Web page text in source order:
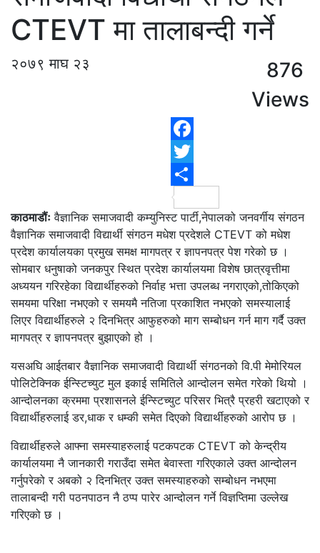
CTEVT मा तालाबन्दी गर्ने
२०७९ माघ २३
876
Views
काठमाडौंः वैज्ञानिक समाजवादी कम्युनिस्ट पार्टी,नेपालको जनवर्गीय संगठन
वैज्ञानिक समाजवादी विद्यार्थी संगठन मधेश प्रदेशले CTEVT को मधेश
प्रदेश कार्यालयका प्रमुख समक्ष मागपत्र र ज्ञापनपत्र पेश गरेको छ ।
सोमबार धनुषाको जनकपुर स्थित प्रदेश कार्यालयमा विशेष छात्रवृत्तीमा
अध्ययन गरिरहेका विद्यार्थीहरुको निर्वाह भत्ता उपलब्ध नगराएको,तोकिएको
समयमा परिक्षा नभएको र समयमै नतिजा प्रकाशित नभएको समस्यालाई
लिएर विद्यार्थीहरुले २ दिनभित्र आफुहरुको माग सम्बोधन गर्न माग गर्दै उक्त
मागपत्र र ज्ञापनपत्र बुझाएको हो ।
यसअघि आईतबार वैज्ञानिक समाजवादी विद्यार्थी संगठनको वि.पी मेमोरियल
पोलिटेक्निक ईन्स्टिच्युट मुल इकाई समितिले आन्दोलन समेत गरेको थियो ।
आन्दोलनका क्रममा प्रशासनले ईन्स्टिच्युट परिसर भित्रै प्रहरी खटाएको र
विद्यार्थीहरुलाई डर,धाक र धम्की समेत दिएको विद्यार्थीहरुको आरोप छ ।
विद्यार्थीहरुले आफ्ना समस्याहरुलाई पटकपटक CTEVT को केन्द्रीय
कार्यालयमा नै जानकारी गराउँदा समेत बेवास्ता गरिएकाले उक्त आन्दोलन
गर्नुपरेको र अबको २ दिनभित्र उक्त समस्याहरुको सम्बोधन नभएमा
तालाबन्दी गरी पठनपाठन नै ठप्प पारेर आन्दोलन गर्ने विज्ञप्तिमा उल्लेख
गरिएको छ ।